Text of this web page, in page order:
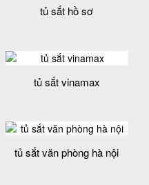
tủ sắt hồ sơ
tủ sắt vinamax
tủ sắt văn phòng hà nội